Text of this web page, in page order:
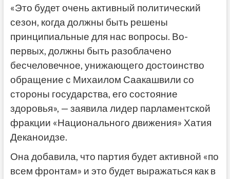
«Это будет очень активный политический
сезон, когда должны быть решены
принципиальные для нас вопросы. Во-
первых, должны быть разоблачено
бесчеловечное, унижающего достоинство
обращение с Михаилом Саакашвили со
стороны государства, его состояние
здоровья», — заявила лидер парламентской
фракции «Национального движения» Хатия
Деканоидзе.
Она добавила, что партия будет активной «по
всем фронтам» и это будет выражаться как в